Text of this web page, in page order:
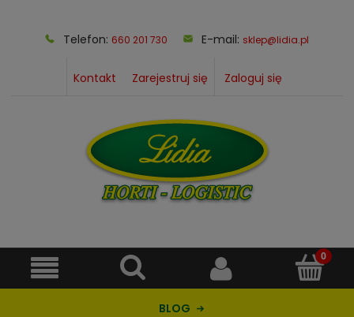
Telefon: 660 201 730 E-mail: sklep@lidia.pl
Kontakt Zarejestruj się Zaloguj się
BLOG